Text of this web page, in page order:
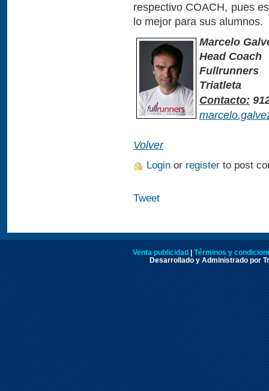
respectivo COACH, pues
lo mejor para sus alumnos.
Marcelo
Head Coach
Fullrunners
Triatleta
Contacto:
Volver
Login or register to post
Tweet
Venta publicidad
Términos y
Desarrollado y Administrado por